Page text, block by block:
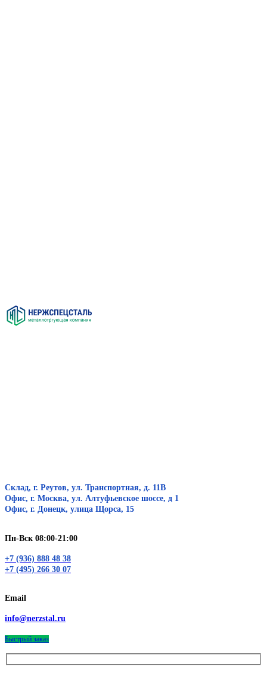
Склад, г. Реутов, ул. Транспортная, д. 11В
Офис, г. Москва, ул. Алтуфьевское шоссе, д 1
Офис, г. Донецк, улица Щорса, 15
Пн-Вск 08:00-21:00
+7 (936) 888 48 38
+7 (495) 266 30 07
Email
info@nerzstal.ru
Быстрый заказ